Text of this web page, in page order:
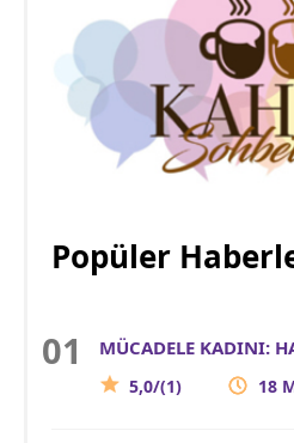
Popüler
MÜCADELE KADINI:
5,0/(1) 18